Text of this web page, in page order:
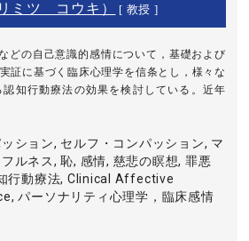
ミツ コウキ） [ 教授 ]
どの自己意識的感情について，基礎および
証に基づく臨床心理学を信条とし，様々な
知行動療法の効果を検討している。近年
ッション, セルフ・コンパッション, マ
ルネス, 恥, 感情, 慈悲の瞑想, 罪悪
行動療法, Clinical Affective
パーソナリティ心理学，臨床感情